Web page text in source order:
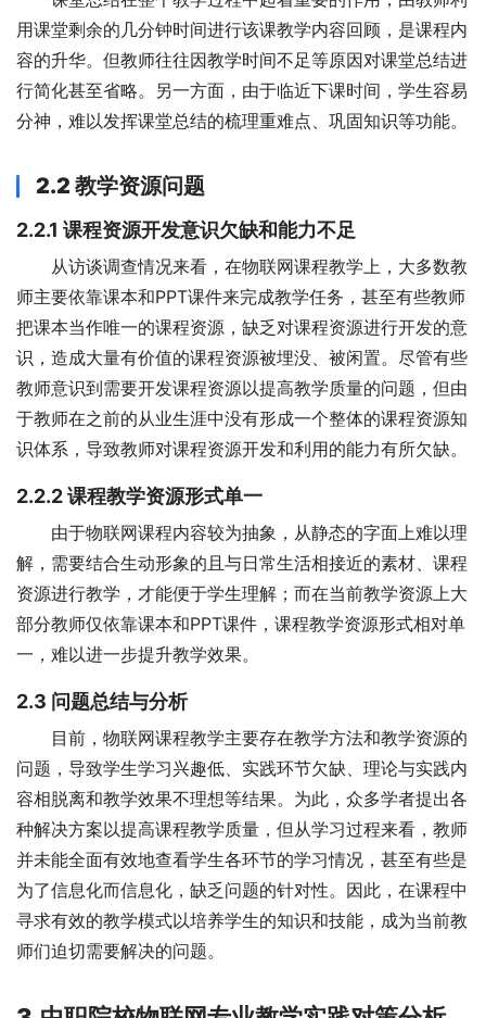
用课堂剩余的几分钟时间进行该课教学内容回顾，是课程内
容的升华。但教师往往因教学时间不足等原因对课堂总结进
行简化甚至省略。另一方面，由于临近下课时间，学生容易
分神，难以发挥课堂总结的梳理重难点、巩固知识等功能。
2.2 教学资源问题
2.2.1 课程资源开发意识欠缺和能力不足
从访谈调查情况来看，在物联网课程教学上，大多数教
师主要依靠课本和PPT课件来完成教学任务，甚至有些教师
把课本当作唯一的课程资源，缺乏对课程资源进行开发的意
识，造成大量有价值的课程资源被埋没、被闲置。尽管有些
教师意识到需要开发课程资源以提高教学质量的问题，但由
于教师在之前的从业生涯中没有形成一个整体的课程资源知
识体系，导致教师对课程资源开发和利用的能力有所欠缺。
2.2.2课程教学资源形式单一
由于物联网课程内容较为抽象，从静态的字面上难以理
解，需要结合生动形象的且与日常生活相接近的素材、课程
资源进行教学，才能便于学生理解；而在当前教学资源上大
部分教师仅依靠课本和PPT课件，课程教学资源形式相对单
一，难以进一步提升教学效果。
2.3 问题总结与分析
目前，物联网课程教学主要存在教学方法和教学资源的
问题，导致学生学习兴趣低、实践环节欠缺、理论与实践内
容相脱离和教学效果不理想等结果。为此，众多学者提出各
种解决方案以提高课程教学质量，但从学习过程来看，教师
并未能全面有效地查看学生各环节的学习情况，甚至有些是
为了信息化而信息化，缺乏问题的针对性。因此，在课程中
寻求有效的教学模式以培养学生的知识和技能，成为当前教
师们迫切需要解决的问题。